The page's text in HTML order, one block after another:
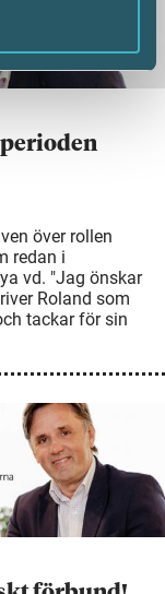
över rollen
redan i
vd. "Jag önskar
Roland som
tackar för sin